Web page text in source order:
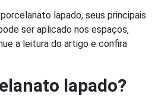
lapado, seus principais
ser aplicado nos espaços,
a leitura do artigo e confira
lapado?